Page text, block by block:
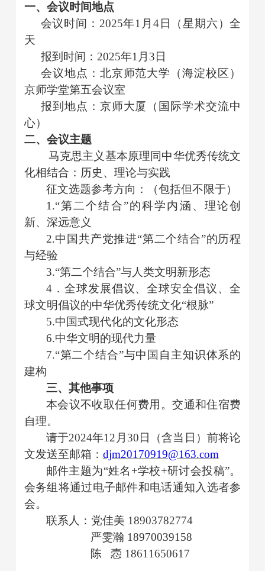
一、 会议时间地点
会议时间： 2025年1月4日 （星期六）全
天
报到时间： 2025年1月3日
会议地点：北京师范大学
（海淀校区）
京师学堂第五会议室
报到地点：京师大厦（国际学术交流中
心）
二、会议主题
马克思主义基本原理同中华优秀传统文
化相结合：历史、理论与实践
征文选题参考方向：（包括但不限于）
1.“第二个结合”的科学内涵、理论创
新、深远意义
2.中国共产党推进“第二个结合”的历程
与经验
3.“第二个结合”与人类文明新形态
4．全球发展倡议、全球安全倡议、全
球文明倡议的中华优秀传统文化“根脉”
5.中国式现代化的文化形态
6.中华文明的现代力量
7.“第二个结合”与中国自主知识体系的
建构
三、其他事项
本会议不收取任何费用。交通和住宿费
自理。
请于2024年12月30 日（含当日）前将论
文发送至邮箱： djm20170919@163.com
邮件主题为“姓名+学校+研讨会投稿”。
会务组将通过电子邮件和电话通知入选者参
会。
联系人：党佳美 18903782774
严雯瀚 18970039158
陈
悫 18611650617